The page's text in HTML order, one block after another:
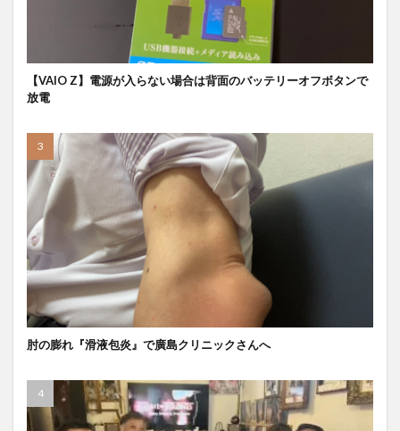
【VAIO Z】電源が入らない場合は背面のバッテリーオフボタンで
放電
肘の膨れ『滑液包炎』で廣島クリニックさんへ